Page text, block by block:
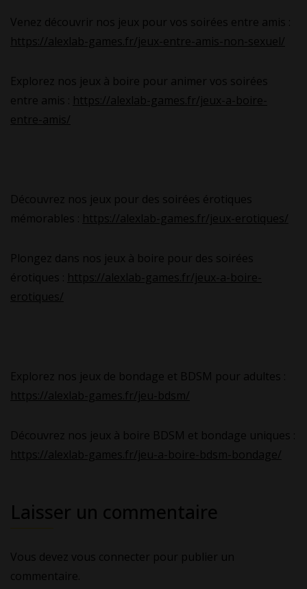
Venez découvrir nos jeux pour vos soirées entre amis :
https://alexlab-games.fr/jeux-entre-amis-non-sexuel/
Explorez nos jeux à boire pour animer vos soirées
entre amis : https://alexlab-games.fr/jeux-a-boire-
entre-amis/
Découvrez nos jeux pour des soirées érotiques
mémorables : https://alexlab-games.fr/jeux-erotiques/
Plongez dans nos jeux à boire pour des soirées
érotiques : https://alexlab-games.fr/jeux-a-boire-
erotiques/
Explorez nos jeux de bondage et BDSM pour adultes :
https://alexlab-games.fr/jeu-bdsm/
Découvrez nos jeux à boire BDSM et bondage uniques :
https://alexlab-games.fr/jeu-a-boire-bdsm-bondage/
Laisser un commentaire
Vous devez vous connecter pour publier un
commentaire.